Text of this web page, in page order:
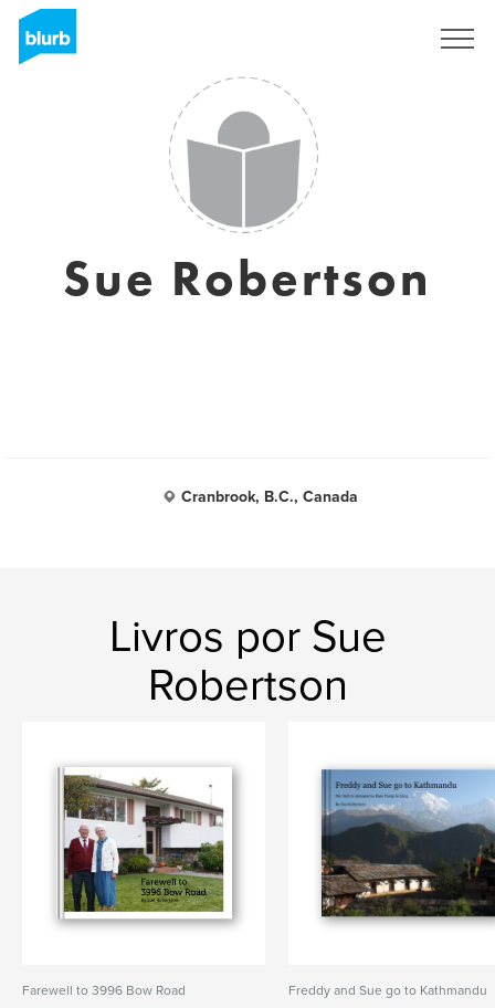
Sue Robertson
Cranbrook, B.C., Canada
Livros por Sue
Robertson
Farewell to 3996 Bow Road Freddy and Sue go to Kathmandu